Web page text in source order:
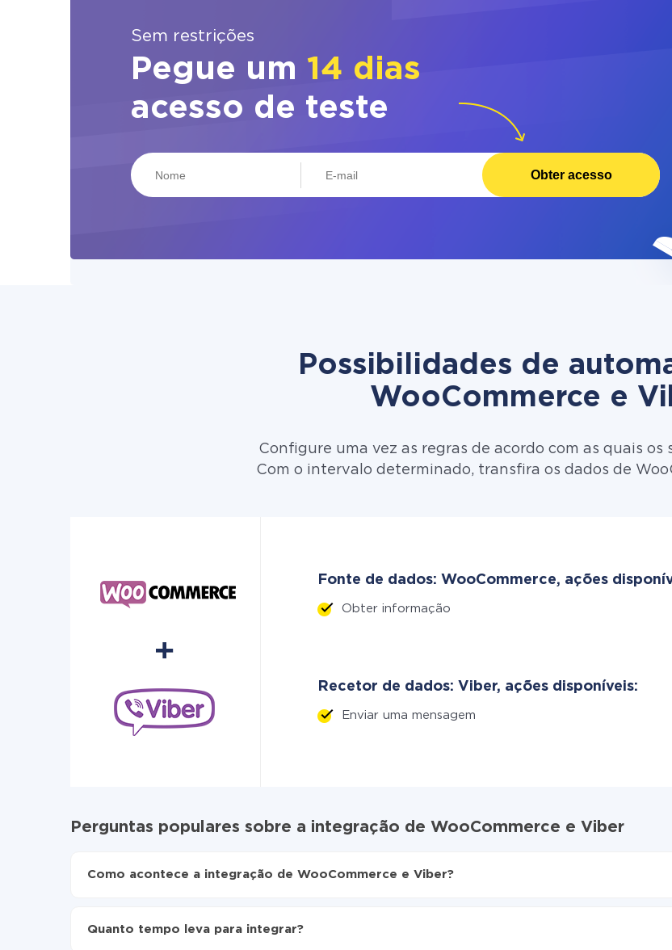
Sem restrições
Pegue um 14 dias
acesso de teste
Obter acesso
Possibilidades de
WooCommerce e
Configure uma vez as regras de acordo com as quais os
Com o intervalo determinado, transfira os dados de
Fonte de dados: WooCommerce, ações
Obter informação
Recetor de dados: Viber, ações disponíveis:
Enviar uma mensagem
Perguntas populares sobre a integração de WooCommerce e Viber
Como acontece a integração de WooCommerce e Viber?
Ative a atualização automática
Quanto tempo leva para integrar?